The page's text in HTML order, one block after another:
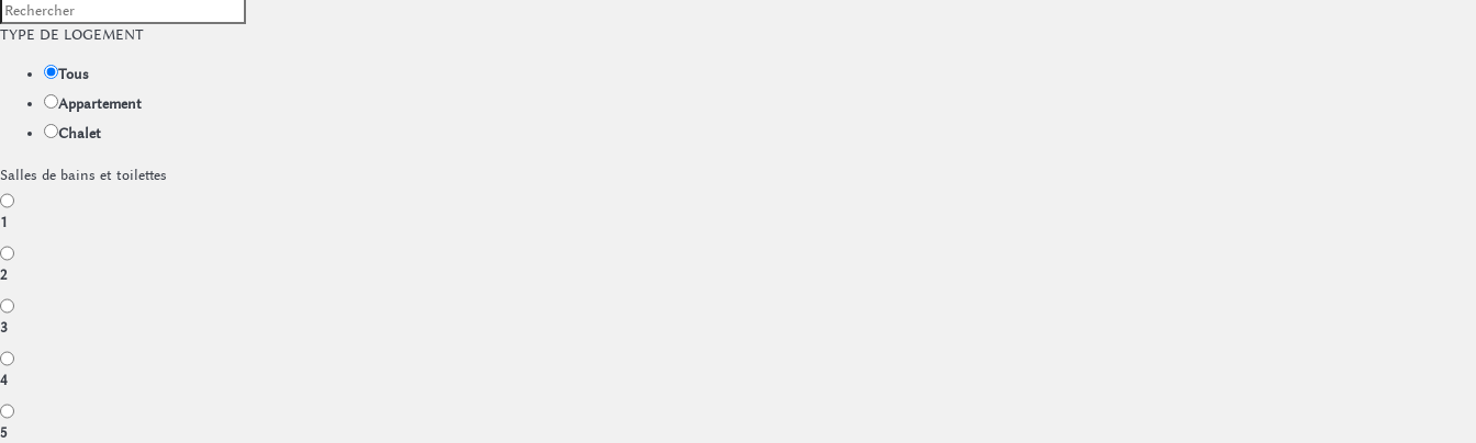
TYPE DE LOGEMENT
Tous
Appartement
Chalet
Salles de bains et toilettes
1
2
3
4
5